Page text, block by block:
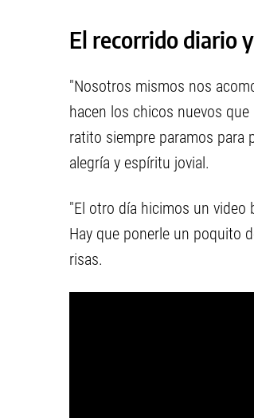
El recorrido diario
"Nosotros mismos nos
hacen los chicos nuevos
ratito siempre paramos para
alegría y espíritu jovial.
"El otro día hicimos un video
Hay que ponerle un poquito
risas.